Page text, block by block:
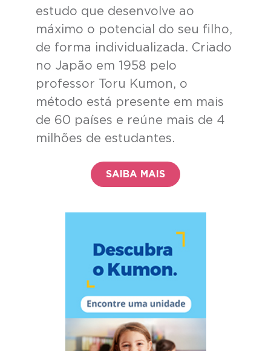
estudo que desenvolve ao
máximo o potencial do seu filho,
de forma individualizada. Criado
no Japão em 1958 pelo
professor Toru Kumon, o
método está presente em mais
de 60 países e reúne mais de 4
milhões de estudantes.
SAIBA MAIS